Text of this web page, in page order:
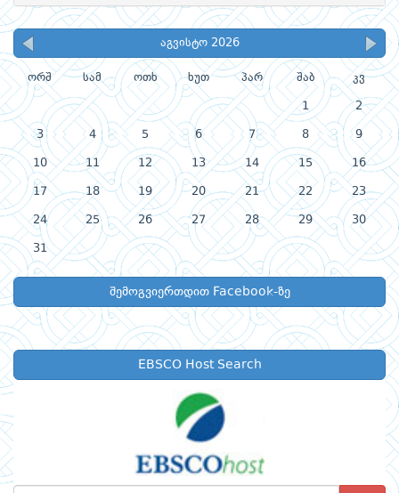
აგვისტო 2026
ორშ სამ ოთხ ხუთ პარ შაბ კვ
1 2
3 4 5 6 7 8 9
10 11 12 13 14 15 16
17 18 19 20 21 22 23
24 25 26 27 28 29 30
31
შემოგვიერთდით Facebook-ზე
EBSCO Host Search